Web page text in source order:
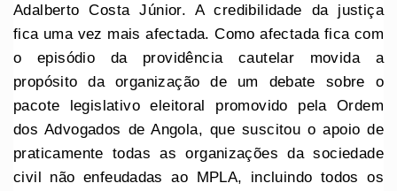
Adalberto Costa Júnior. A credibilidade da justiça
fica uma vez mais afectada. Como afectada fica com
o episódio da providência cautelar movida a
propósito da organização de um debate sobre o
pacote legislativo eleitoral promovido pela Ordem
dos Advogados de Angola, que suscitou o apoio de
praticamente todas as organizações da sociedade
civil não enfeudadas ao MPLA, incluindo todos os